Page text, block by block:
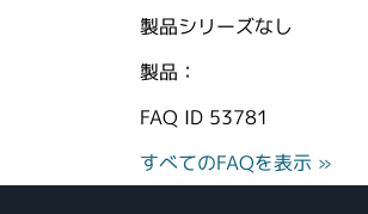
製品シリーズなし
製品：
FAQ ID 53781
すべてのFAQを表示 »